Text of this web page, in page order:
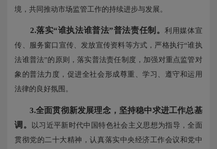
境，共同推动市场监管工作的持续进步与发展。
2.落实“谁执法谁普法”普法责任制。利用媒体宣
传、服务窗口宣传、发放宣传资料等方式，严格执行“谁执
法谁普法”的原则，落实普法责任制度，加强对重点监管对
象的普法力度，促进全社会形成尊重、学习、遵守和运用
法律的良好氛围。
3.全面贯彻新发展理念，坚持稳中求进工作总基
调。
以习近平新时代中国特色社会主义思想为指导，全面
贯彻党的二十大精神，认真落实中央经济工作会议和党中